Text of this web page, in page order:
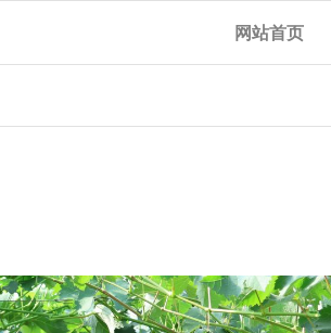
网站首页